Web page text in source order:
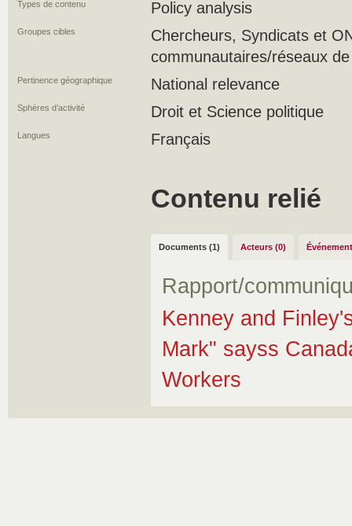
Types de contenu Policy analysis
Groupes cibles
Chercheurs, Syndicats et
communautaires/réseaux
Pertinence géographique National relevance
Sphères d’activité Droit et Science politique
Langues Français
Contenu relié
Documents (1) Acteurs (0)
Rapport/
Kenney and
Mark" sayss
Workers